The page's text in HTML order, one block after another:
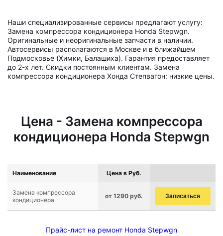
Наши специализированные сервисы предлагают услугу:
Замена компрессора кондиционера Honda Stepwgn.
Оригинальные и неоригинальные запчасти в наличии.
Автосервисы располагаются в Москве и в ближайшем
Подмосковье (Химки, Балашиха). Гарантия предоставляет
до 2-х лет. Скидки постоянным клиентам. Замена
компрессора кондиционера Хонда Степвагон: низкие цены.
Цена - Замена компрессора
кондиционера Honda Stepwgn
Наименование Цена в Руб.
Замена компрессора
кондиционера
от 1290 руб. Записаться
Прайс-лист на ремонт Honda Stepwgn